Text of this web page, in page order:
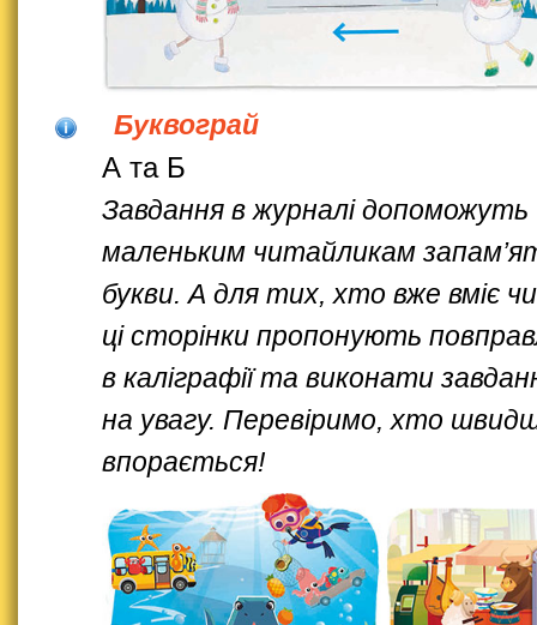
Буквограй
А та Б
Завдання в журналі допоможуть
маленьким читайликам
букви. А для тих, хто вже вміє
ці сторінки пропонують
в каліграфії та виконати
на увагу. Перевіримо, хто
впорається!